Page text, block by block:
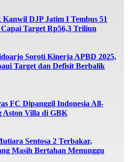
Kanwil DJP Jatim I Tembus 51
Target Rp56,3 Triliun
Soroti Kinerja APBD 2025,
Target dan Defisit Berbalik
FC Dipanggil Indonesia All-
Aston Villa di GBK
Sentosa 2 Terbakar,
Masih Bertahan Menunggu